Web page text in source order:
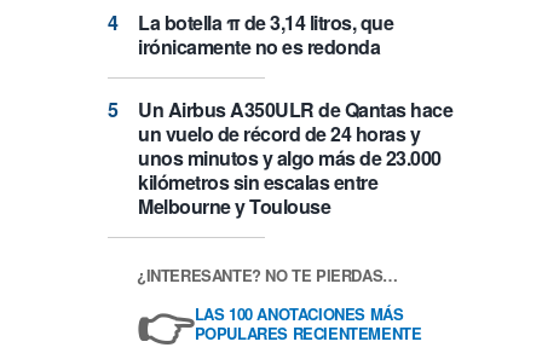
La botella π de 3,14 litros, que
irónicamente no es redonda
Un Airbus A350ULR de Qantas hace
un vuelo de récord de 24 horas y
unos minutos y algo más de 23.000
kilómetros sin escalas entre
Melbourne y Toulouse
¿INTERESANTE? NO TE PIERDAS…
👉LAS 100 ANOTACIONES MÁS
POPULARES RECIENTEMENTE